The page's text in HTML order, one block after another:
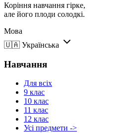
Коріння навчання гірке,
але його плоди солодкі.
Мова
🇺🇦 Українська
Навчання
Для всіх
9 клас
10 клас
11 клас
12 клас
Усі предмети ->